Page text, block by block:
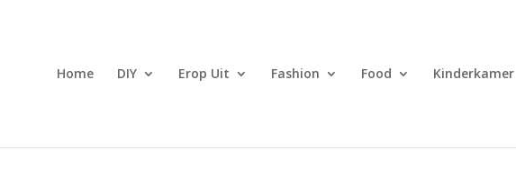
Home DIY Erop Uit Fashion Food Kinderkamer